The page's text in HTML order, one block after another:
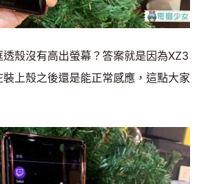
殼沒有高出螢幕？答案就是因為XZ3
上殼之後還是能正常感應，這點大家